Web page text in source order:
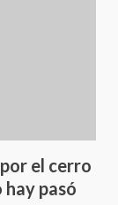
el cerro
pasó